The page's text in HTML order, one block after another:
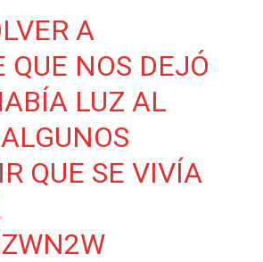
A
QUE NOS DEJÓ
LUZ AL
QUE SE VIVÍA